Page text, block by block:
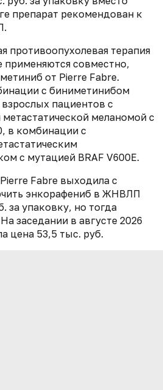
препарат рекомендован к
противоопухолевая терапия
совместно,
от Pierre Fabre.
с биниметинибом
взрослых пациентов с
меланомой с
в комбинации с
с мутацией BRAF V600E.
Fabre выходила с
энкорафениб в ЖНВЛП
за упаковку, но тогда
заседании в августе 2026
цена 53,5 тыс. руб.